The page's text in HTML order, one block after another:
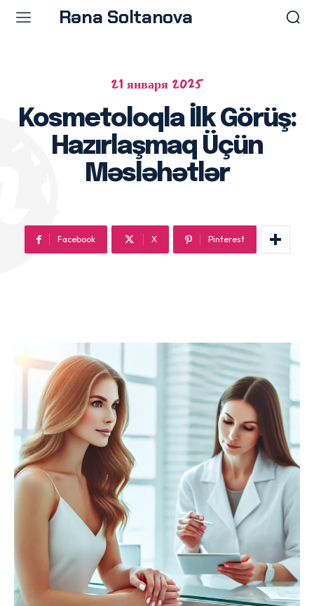
Ana səhifə
Prosedurlar
Ana səhifə
Prosedurlar
Rəna Soltanova
21 января 2025
Kosmetoloqla İlk Görüş:
Hazırlaşmaq Üçün
Məsləhətlər
Facebook X Pinterest